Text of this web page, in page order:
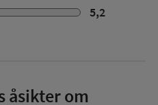
5,2
åsikter om